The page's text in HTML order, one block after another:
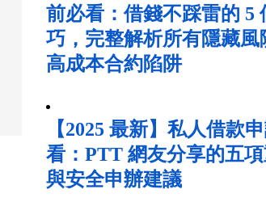
前必看：借錢不踩雷的 5
巧，完整解析所有隱藏風
高成本合約陷阱
【2025 最新】私人借款
看：PTT 網友分享的五
與安全申辦建議